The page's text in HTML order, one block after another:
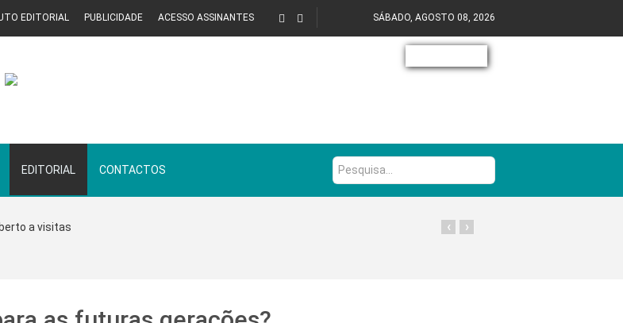
EDITORIAL PUBLICIDADE ACESSO ASSINANTES SÁBADO, AGOSTO 08, 2026
EDITORIAL CONTACTOS Pesquisa...
a visitas ›
‹